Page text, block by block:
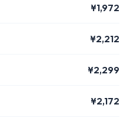
¥1,972
¥2,212
¥2,299
¥2,172